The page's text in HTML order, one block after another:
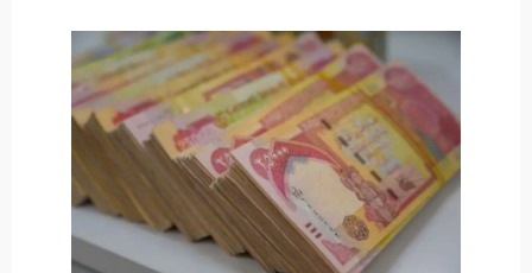
الفيديوهات